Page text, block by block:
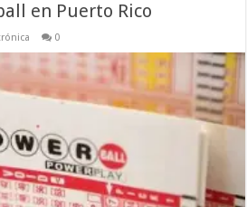
en Puerto Rico
0